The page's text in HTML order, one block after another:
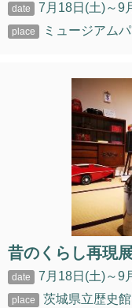
7月18日(土)～9
ミュージアム
昔のくらし再現
7月18日(土)～9
茨城県立歴史館